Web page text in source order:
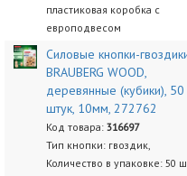
пластиковая коробка с
европодвесом
Силовые кнопки-
BRAUBERG WOOD,
деревянные (кубики), 50
штук, 10мм, 272762
Код товара: 316697
Тип кнопки: гвоздик,
Количество в упаковке: 50